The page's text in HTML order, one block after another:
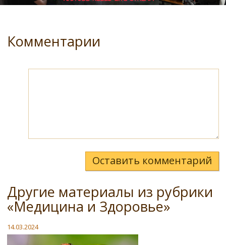
Комментарии
Оставить комментарий
Другие материалы из рубрики
«Медицина и Здоровье»
14.03.2024